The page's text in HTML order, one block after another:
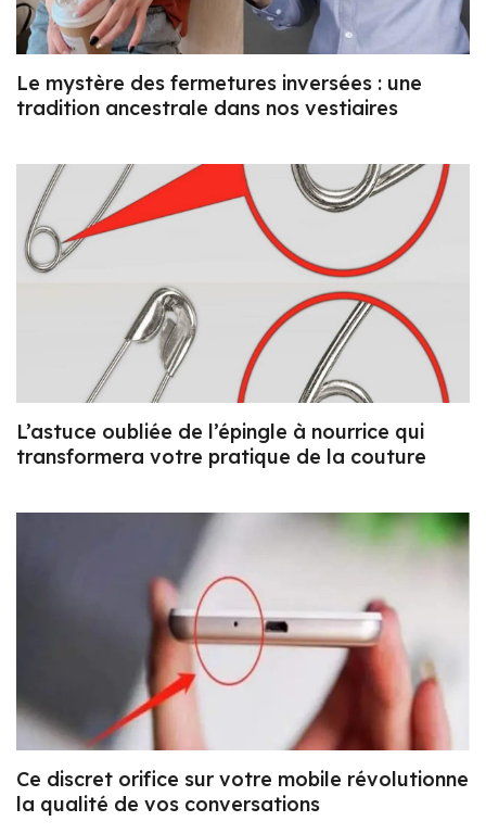
Le mystère des fermetures inversées : une
tradition ancestrale dans nos vestiaires
L’astuce oubliée de l’épingle à nourrice qui
transformera votre pratique de la couture
Ce discret orifice sur votre mobile révolutionne
la qualité de vos conversations